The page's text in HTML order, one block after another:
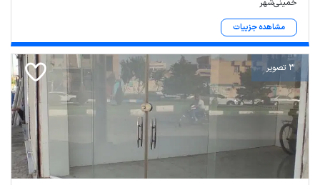
مشاهده جزییات
3 تصویر